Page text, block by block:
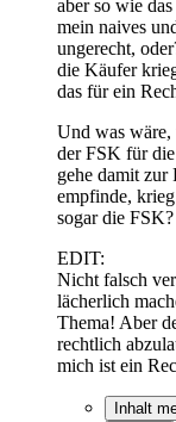
aber so wie
mein naives
ungerecht,
die Käufer
das für ein
Und was
der FSK für
gehe damit
empfinde,
sogar die FSK?
EDIT:
Nicht falsch
lächerlich
Thema! Aber
rechtlich
mich ist ein
Inhalt